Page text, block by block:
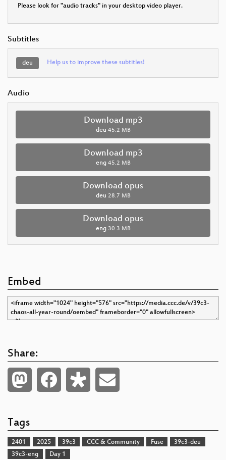
Please look for "audio tracks" in your desktop video player.
Subtitles
deu Help us to improve these subtitles!
Audio
Download mp3
deu 45.2 MB
Download mp3
eng 45.2 MB
Download opus
deu 28.7 MB
Download opus
eng 30.3 MB
Embed
Share:
Tags
2401 2025 39c3 CCC & Community Fuse
39c3-deu
39c3-eng
Day 1